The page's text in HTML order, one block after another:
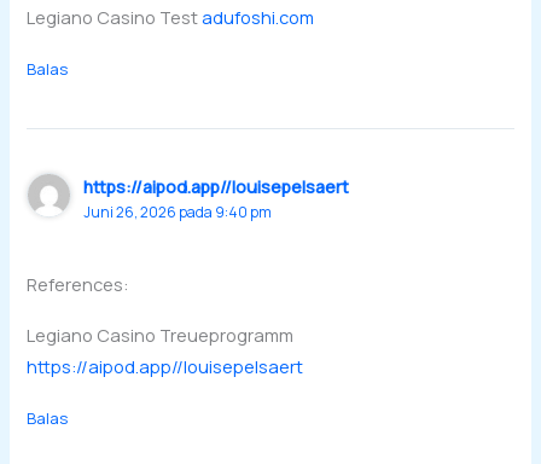
Legiano Casino Testadufoshi.com
Balas
https://aipod.app//louisepelsaert
Juni 26, 2026 pada 9:40 pm
References:
Legiano Casino Treueprogramm
https://aipod.app//louisepelsaert
Balas